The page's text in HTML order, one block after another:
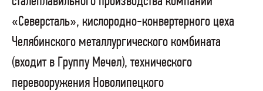
«Северсталь», кислородно-конвертерного цеха
Челябинского металлургического комбината
(входит в Группу Мечел), технического
перевооружения Новолипецкого